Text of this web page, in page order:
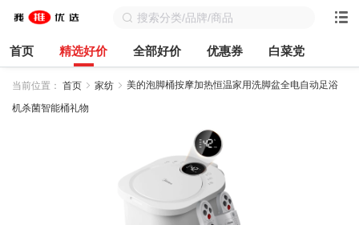
首页 精选好价 全部好价 优惠券 白菜党
当前位置： 首页 家纺 美的泡脚桶按摩加热恒温家用洗脚盆全电自动足浴
机杀菌智能桶礼物